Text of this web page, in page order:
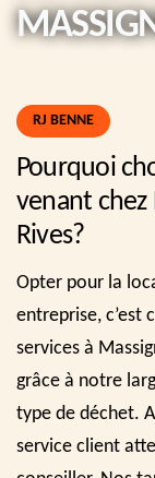
RJ BENNE
Pourquoi
venant chez
Rives?
Opter pour la
entreprise, c’est
services à
grâce à notre
type de déchet.
service client